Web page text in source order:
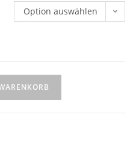
Option auswählen